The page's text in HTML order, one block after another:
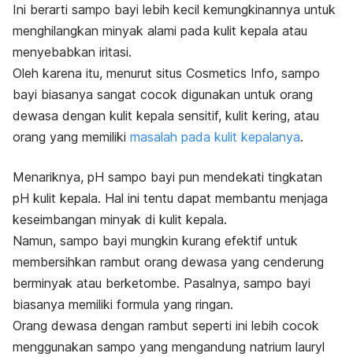
Ini berarti sampo bayi lebih kecil kemungkinannya untuk
menghilangkan minyak alami pada kulit kepala atau
menyebabkan iritasi.
Oleh karena itu, menurut situs Cosmetics Info, sampo
bayi biasanya sangat cocok digunakan untuk orang
dewasa dengan kulit kepala sensitif, kulit kering, atau
orang yang memiliki masalah pada kulit kepalanya.
Menariknya, pH sampo bayi pun mendekati tingkatan
pH kulit kepala. Hal ini tentu dapat membantu menjaga
keseimbangan minyak di kulit kepala.
Namun, sampo bayi mungkin kurang efektif untuk
membersihkan rambut orang dewasa yang cenderung
berminyak atau berketombe. Pasalnya, sampo bayi
biasanya memiliki formula yang ringan.
Orang dewasa dengan rambut seperti ini lebih cocok
menggunakan sampo yang mengandung natrium lauryl